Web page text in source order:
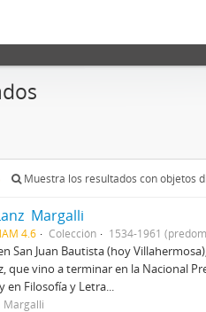
Muestra los resultados con objetos
Margalli
4.6 Colección 1534-1961
San Juan Bautista (hoy
que vino a terminar en la Nacional
en Filosofía y Letra...
Margalli